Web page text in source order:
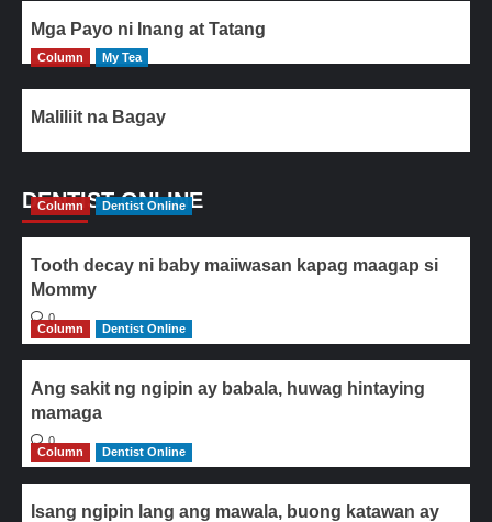
Mga Payo ni Inang at Tatang
Column My Tea
Maliliit na Bagay
DENTIST ONLINE
Column Dentist Online
Tooth decay ni baby maiiwasan kapag maagap si
Mommy
0
Column
Dentist Online
Ang sakit ng ngipin ay babala, huwag hintaying
mamaga
0
Column
Dentist Online
Isang ngipin lang ang mawala, buong katawan ay